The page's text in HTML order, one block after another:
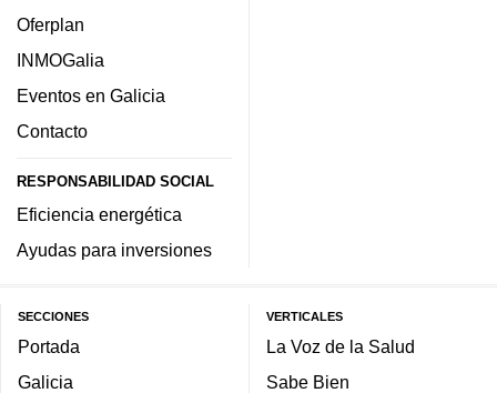
Oferplan
INMOGalia
Eventos en Galicia
Contacto
RESPONSABILIDAD SOCIAL
Eficiencia energética
Ayudas para inversiones
SECCIONES
Portada
Galicia
VERTICALES
La Voz de la Salud
Sabe Bien